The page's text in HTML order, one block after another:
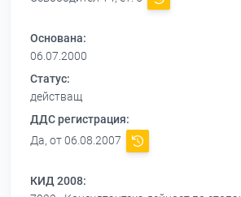
Основана:
06.07.2000
Статус:
действащ
ДДС регистрация:
Да, от 06.08.2007
КИД 2008: